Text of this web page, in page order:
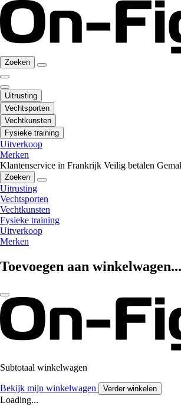
Zoeken
Uitrusting
Vechtsporten
Vechtkunsten
Fysieke training
Uitverkoop
Merken
Klantenservice in Frankrijk Veilig betalen
Zoeken
Uitrusting
Vechtsporten
Vechtkunsten
Fysieke training
Uitverkoop
Merken
Toevoegen aan winkelwagen...
Subtotaal winkelwagen
Bekijk mijn winkelwagen Verder winkelen
Loading...